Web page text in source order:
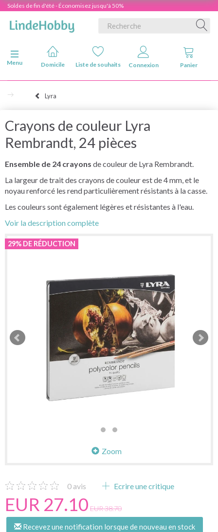
Soldes de fin d'été - Économisez jusqu'à 50%
Basculer la navigation
Menu
Domicile Liste de souhaits Connexion Panier
Lyra
Crayons de couleur Lyra
Rembrandt, 24 pièces
Ensemble de 24 crayons de couleur de Lyra Rembrandt.
La largeur de trait des crayons de couleur est de 4 mm, et le
noyau renforcé les rend particulièrement résistants à la casse.
Les couleurs sont également légères et résistantes à l'eau.
Voir la description complète
29% DE RÉDUCTION
Zoom
0 avis Ecrire une critique
EUR 27.10 EUR 38.70
Recevez une notification lorsque de nouveau en stock